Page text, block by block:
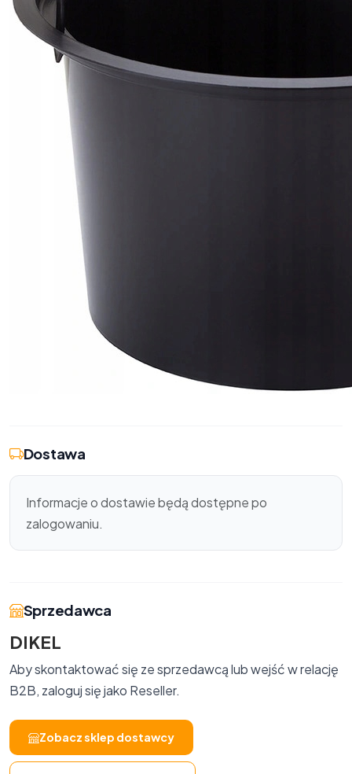
Dostawa
Informacje o dostawie będą dostępne po
zalogowaniu.
Sprzedawca
DIKEL
Aby skontaktować się ze sprzedawcą lub wejść w relację
B2B, zaloguj się jako Reseller.
Zobacz sklep dostawcy